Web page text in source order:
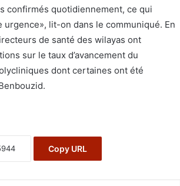
confirmés quotidiennement, ce qui
lit-on dans le communiqué. En
de santé des wilayas ont
sur le taux d’avancement du
dont certaines ont été
Copy URL